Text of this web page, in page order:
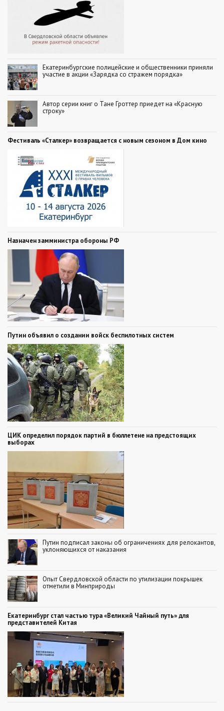
Екатеринбургские полицейские и общественники приняли
участие в акции «Зарядка со стражем порядка»
Автор серии книг о Тане Гроттер приедет на «Красную
строку»
Фестиваль «Сталкер» возвращается с новым сезоном в Дом кино
Назначен замминистра обороны РФ
Путин объявил о создании войск беспилотных систем
ЦИК определил порядок партий в бюллетене на предстоящих
выборах
Путин подписал законы об ограничениях для релокантов,
уклоняющихся от наказания
Опыт Свердловской области по утилизации покрышек
отметили в Минприроды
Екатеринбург стал частью тура «Великий Чайный путь» для
представителей Китая